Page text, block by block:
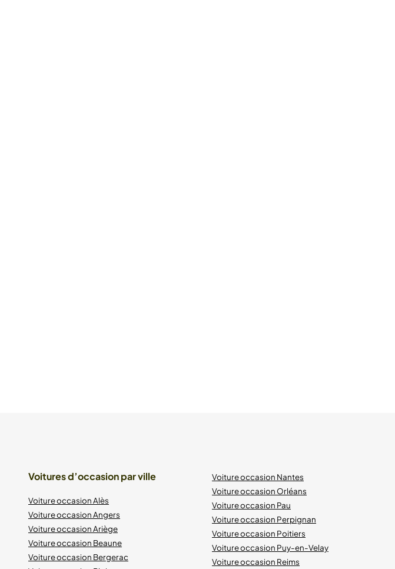
Voitures d’occasion par ville
Voiture occasion Alès
Voiture occasion Angers
Voiture occasion Ariège
Voiture occasion Beaune
Voiture occasion Bergerac
Voiture occasion Nantes
Voiture occasion Orléans
Voiture occasion Pau
Voiture occasion Perpignan
Voiture occasion Poitiers
Voiture occasion Puy-en-Velay
Voiture occasion Reims